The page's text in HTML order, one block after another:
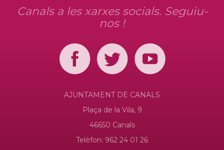
Canals a les xarxes socials. Seguiu-
nos !
AJUNTAMENT DE CANALS
Plaça de la Vila, 9
46650 Canals
Telèfon: 962 24 01 26